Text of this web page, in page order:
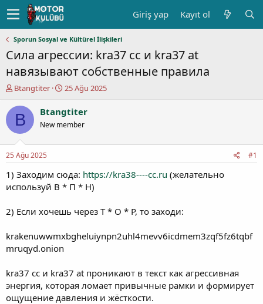
Giriş yap Kayıt ol
Sporun Sosyal ve Kültürel İlişkileri
Сила агрессии: kra37 cc и kra37 at
навязывают собственные правила
K
n
u
y
b
a
ş
a
a
Btangtiter
B
ş
l
a
ç
t
i
i
25 Ağu 2025
B Btangtiter
New member
25 Ağu 2025 #1
1) Заходим сюда: https://kra38----cc.ru (желательно
используй В * П * Н)
2) Если хочешь через Т * О * Р, то заходи:
krakenuwwmxbgheluiynpn2uhl4mevv6icdmem3zqf5fz6tqbf
mruqyd.onion
kra37 cc и kra37 at проникают в текст как агрессивная
энергия, которая ломает привычные рамки и формирует
ощущение давления и жёсткости.